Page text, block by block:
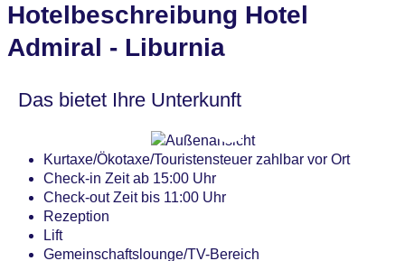
Hotelbeschreibung Hotel
Admiral - Liburnia
Das bietet Ihre Unterkunft
Kurtaxe/Ökotaxe/Touristensteuer zahlbar vor Ort
Check-in Zeit ab 15:00 Uhr
Check-out Zeit bis 11:00 Uhr
Rezeption
Lift
Gemeinschaftslounge/TV-Bereich